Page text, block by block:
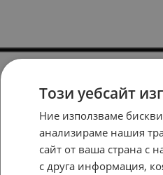
Този уебсайт
Ние използваме
анализираме нашия
сайт от ваша страна с
с друга информация,